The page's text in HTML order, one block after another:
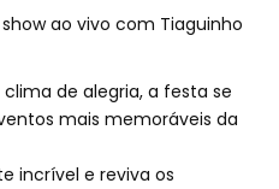
ao vivo com Tiaguinho
de alegria, a festa se
mais memoráveis da
incrível e reviva os